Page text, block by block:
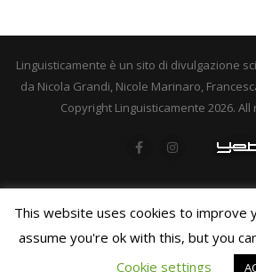
Linguisticamente è un sito di divulgazione
da Nicola Grandi, Nicole Marinaro,
Copyright Linguisticamente 2026.
This website uses cookies to improve
assume you're ok with this, but you
Cookie settings